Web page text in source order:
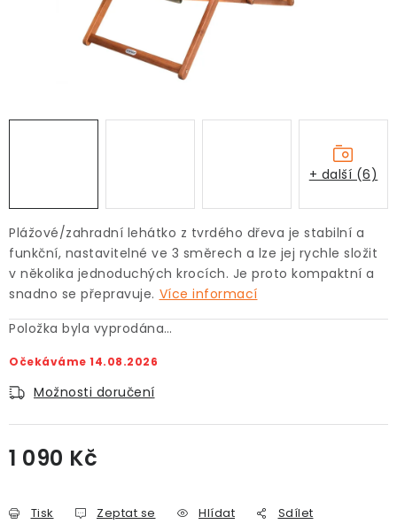
Plážové/zahradní lehátko z tvrdého dřeva je stabilní a
funkční, nastavitelné ve 3 směrech a lze jej rychle složit
v několika jednoduchých krocích. Je proto kompaktní a
snadno se přepravuje. Více informací
Položka byla vyprodána…
Očekáváme 14.08.2026
Možnosti doručení
1 090 Kč
Tisk Zeptat se Hlídat Sdílet
+ další (6)